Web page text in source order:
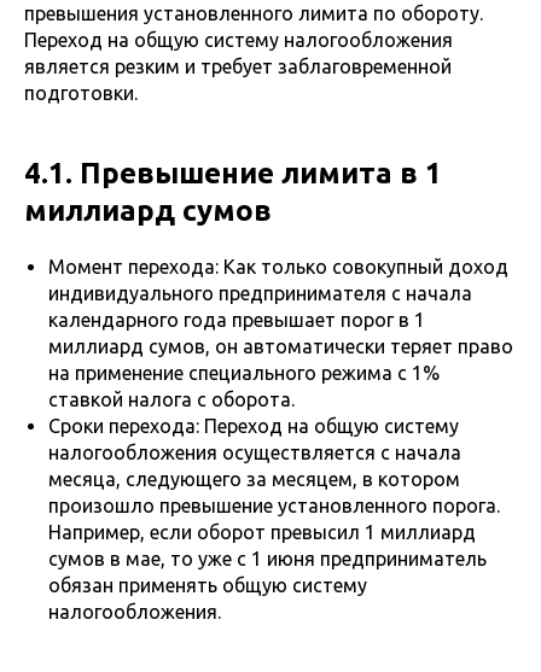
превышения установленного лимита по обороту.
Переход на общую систему налогообложения
является резким и требует заблаговременной
подготовки.
4.1. Превышение лимита в 1
миллиард сумов
Момент перехода: Как только совокупный доход
индивидуального предпринимателя с начала
календарного года превышает порог в 1
миллиард сумов, он автоматически теряет право
на применение специального режима с 1%
ставкой налога с оборота.
Сроки перехода: Переход на общую систему
налогообложения осуществляется с начала
месяца, следующего за месяцем, в котором
произошло превышение установленного порога.
Например, если оборот превысил 1 миллиард
сумов в мае, то уже с 1 июня предприниматель
обязан применять общую систему
налогообложения.